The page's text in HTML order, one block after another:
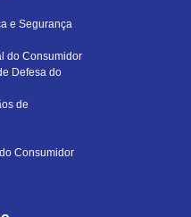
e Segurança
do Consumidor
Defesa do
de
Consumidor